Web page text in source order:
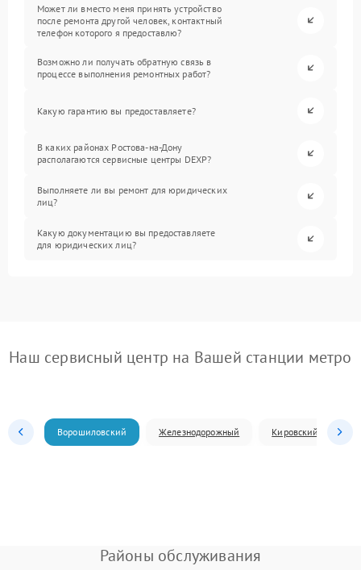
Может ли вместо меня принять устройство
после ремонта другой человек, контактный
телефон которого я предоставлю?
Возможно ли получать обратную связь в
процессе выполнения ремонтных работ?
Какую гарантию вы предоставляете?
В каких районах Ростова-на-Дону
располагаются сервисные центры DEXP?
Выполняете ли вы ремонт для юридических
лиц?
Какую документацию вы предоставляете
для юридических лиц?
Наш сервисный центр на Вашей станции метро
Ворошиловский Железнодорожный Кировский
Районы обслуживания